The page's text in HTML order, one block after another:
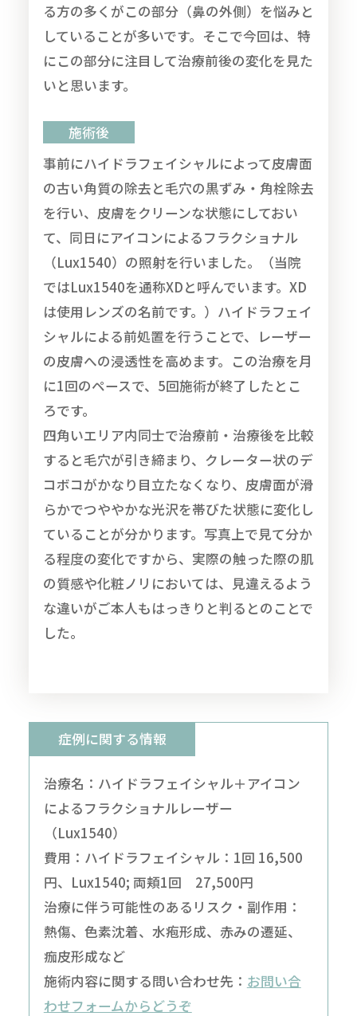
る方の多くがこの部分（鼻の外側）を悩みと
していることが多いです。そこで今回は、特
にこの部分に注目して治療前後の変化を見た
いと思います。
施術後
事前にハイドラフェイシャルによって皮膚面
の古い角質の除去と毛穴の黒ずみ・角栓除去
を行い、皮膚をクリーンな状態にしておい
て、同日にアイコンによるフラクショナル
（Lux1540）の照射を行いました。（当院
ではLux1540を通称XDと呼んでいます。XD
は使用レンズの名前です。）ハイドラフェイ
シャルによる前処置を行うことで、レーザー
の皮膚への浸透性を高めます。この治療を月
に1回のペースで、5回施術が終了したとこ
ろです。
四角いエリア内同士で治療前・治療後を比較
すると毛穴が引き締まり、クレーター状のデ
コボコがかなり目立たなくなり、皮膚面が滑
らかでつややかな光沢を帯びた状態に変化し
ていることが分かります。写真上で見て分か
る程度の変化ですから、実際の触った際の肌
の質感や化粧ノリにおいては、見違えるよう
な違いがご本人もはっきりと判るとのことで
した。
症例に関する情報
治療名：ハイドラフェイシャル＋アイコン
によるフラクショナルレーザー
（Lux1540）
費用：ハイドラフェイシャル：1回 16,500
円、Lux1540; 両頬1回 27,500円
治療に伴う可能性のあるリスク・副作用：
熱傷、色素沈着、水疱形成、赤みの遷延、
痂皮形成など
施術内容に関する問い合わせ先： お問い合
わせフォームからどうぞ